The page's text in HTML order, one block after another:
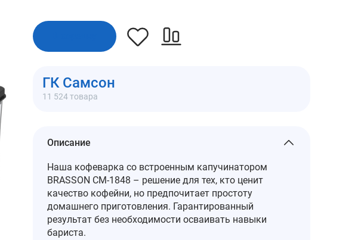
ГК Самсон
11 524 товара
Описание
Наша кофеварка со встроенным капучинатором
BRASSON CM-1848 – решение для тех, кто ценит
качество кофейни, но предпочитает простоту
домашнего приготовления. Гарантированный
результат без необходимости осваивать навыки
бариста.